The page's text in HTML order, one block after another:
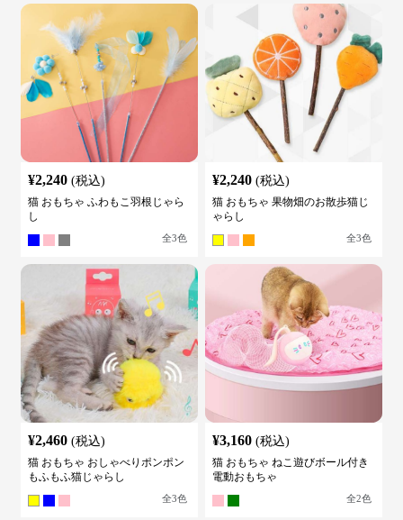
¥2,240 (税込)
猫 おもちゃ ふわもこ羽根じゃら
し
全3色
¥2,240 (税込)
猫 おもちゃ 果物畑のお散歩猫じ
ゃらし
全3色
¥2,460 (税込)
猫 おもちゃ おしゃべりポンポン
もふもふ猫じゃらし
全3色
¥3,160 (税込)
猫 おもちゃ ねこ遊びボール付き
電動おもちゃ
全2色